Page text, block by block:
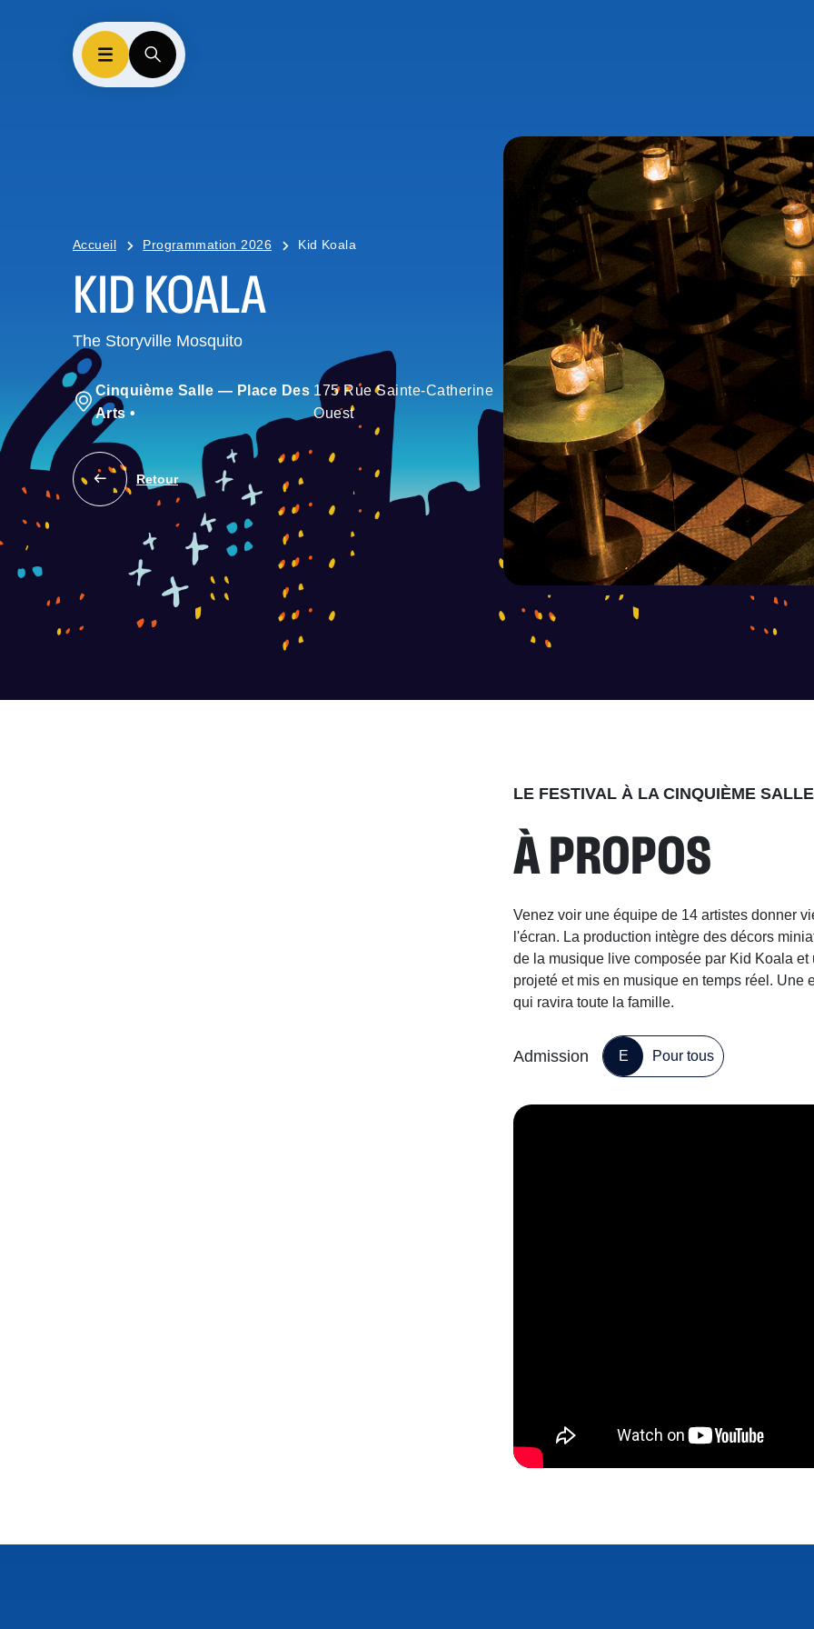
Accueil Programmation 2026 Kid Koala
KID KOALA
The Storyville Mosquito
Cinquième Salle — Place Des
Arts •
175 Rue Sainte-Catherine
Ouest
Retour
LE FESTIVAL À LA CINQUIÈME SALLE
À PROPOS
Venez voir une équipe de 14 artistes donner
l'écran. La production intègre des décors
de la musique live composée par Kid Koala
projeté et mis en musique en temps réel.
qui ravira toute la famille.
Admission E Pour tous